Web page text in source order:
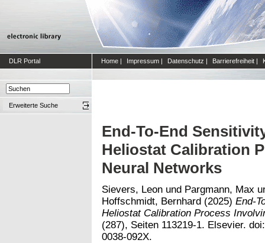
DLR Portal Home | Impressum | Datenschutz | Barrierefreiheit |
Erweiterte Suche
End-To-End
Heliostat Calibration
Neural Networks
Sievers, Leon und Pargmann, Max
Hoffschmidt, Bernhard (2025) End-
Heliostat Calibration Process
(287), Seiten 113219-1. Elsevier.
0038-092X.